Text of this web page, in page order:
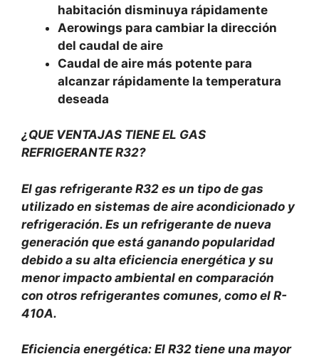
habitación disminuya rápidamente
Aerowings para cambiar la dirección
del caudal de aire
Caudal de aire más potente para
alcanzar rápidamente la temperatura
deseada
¿QUE VENTAJAS TIENE EL GAS
REFRIGERANTE R32?
El gas refrigerante R32 es un tipo de gas
utilizado en sistemas de aire acondicionado y
refrigeración. Es un refrigerante de nueva
generación que está ganando popularidad
debido a su alta eficiencia energética y su
menor impacto ambiental en comparación
con otros refrigerantes comunes, como el R-
410A.
Eficiencia energética: El R32 tiene una mayor